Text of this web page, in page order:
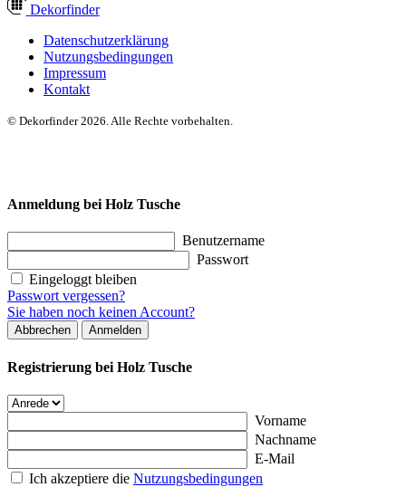
Dekorfinder
Datenschutzerklärung
Nutzungsbedingungen
Impressum
Kontakt
© Dekorfinder 2026. Alle Rechte vorbehalten.
Anmeldung bei Holz Tusche
Benutzername
Passwort
Eingeloggt bleiben
Passwort vergessen?
Sie haben noch keinen Account?
Abbrechen Anmelden
Registrierung bei Holz Tusche
Vorname
Nachname
E-Mail
Ich akzeptiere die Nutzungsbedingungen